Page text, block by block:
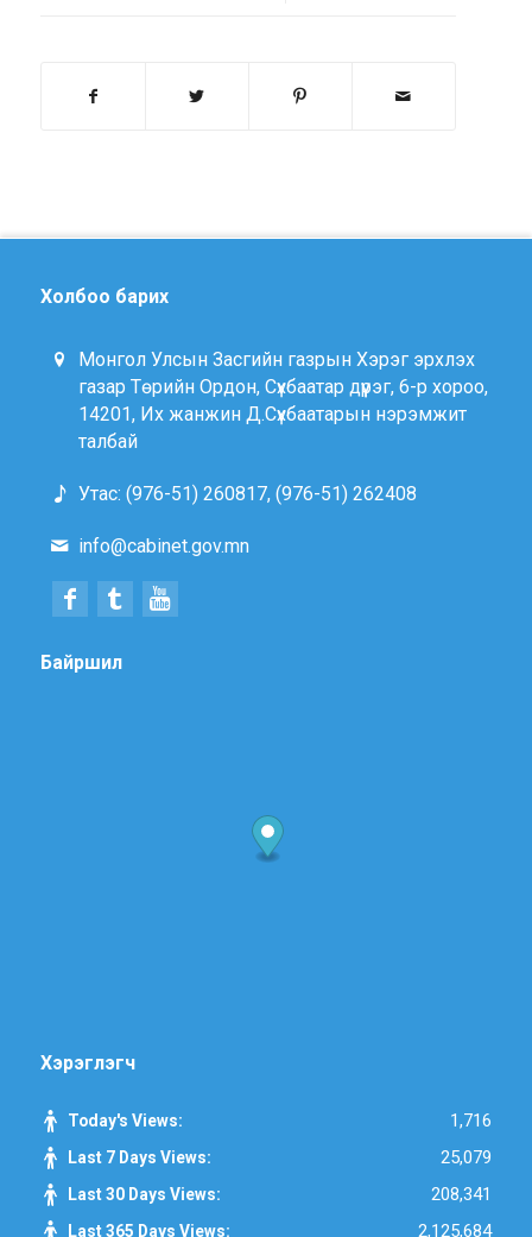
Холбоо барих
Монгол Улсын Засгийн газрын Хэрэг эрхлэх
газар Төрийн Ордон, Сүхбаатар дүүрэг, 6-р хороо,
14201, Их жанжин Д.Сүхбаатарын нэрэмжит
талбай
Утас: (976-51) 260817, (976-51) 262408
info@cabinet.gov.mn
Байршил
Хэрэглэгч
Today's Views: 1,716
Last 7 Days Views: 25,079
Last 30 Days Views: 208,341
Last 365 Days Views: 2,125,684